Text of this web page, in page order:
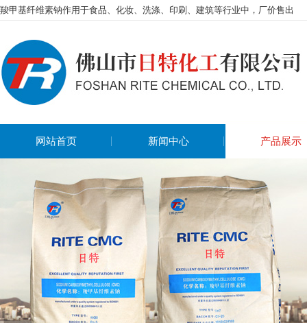
羧甲基纤维素钠作用于食品、化妆、洗涤、印刷、建筑等行业中，厂价售出
网站首页 新闻中心 产品展示